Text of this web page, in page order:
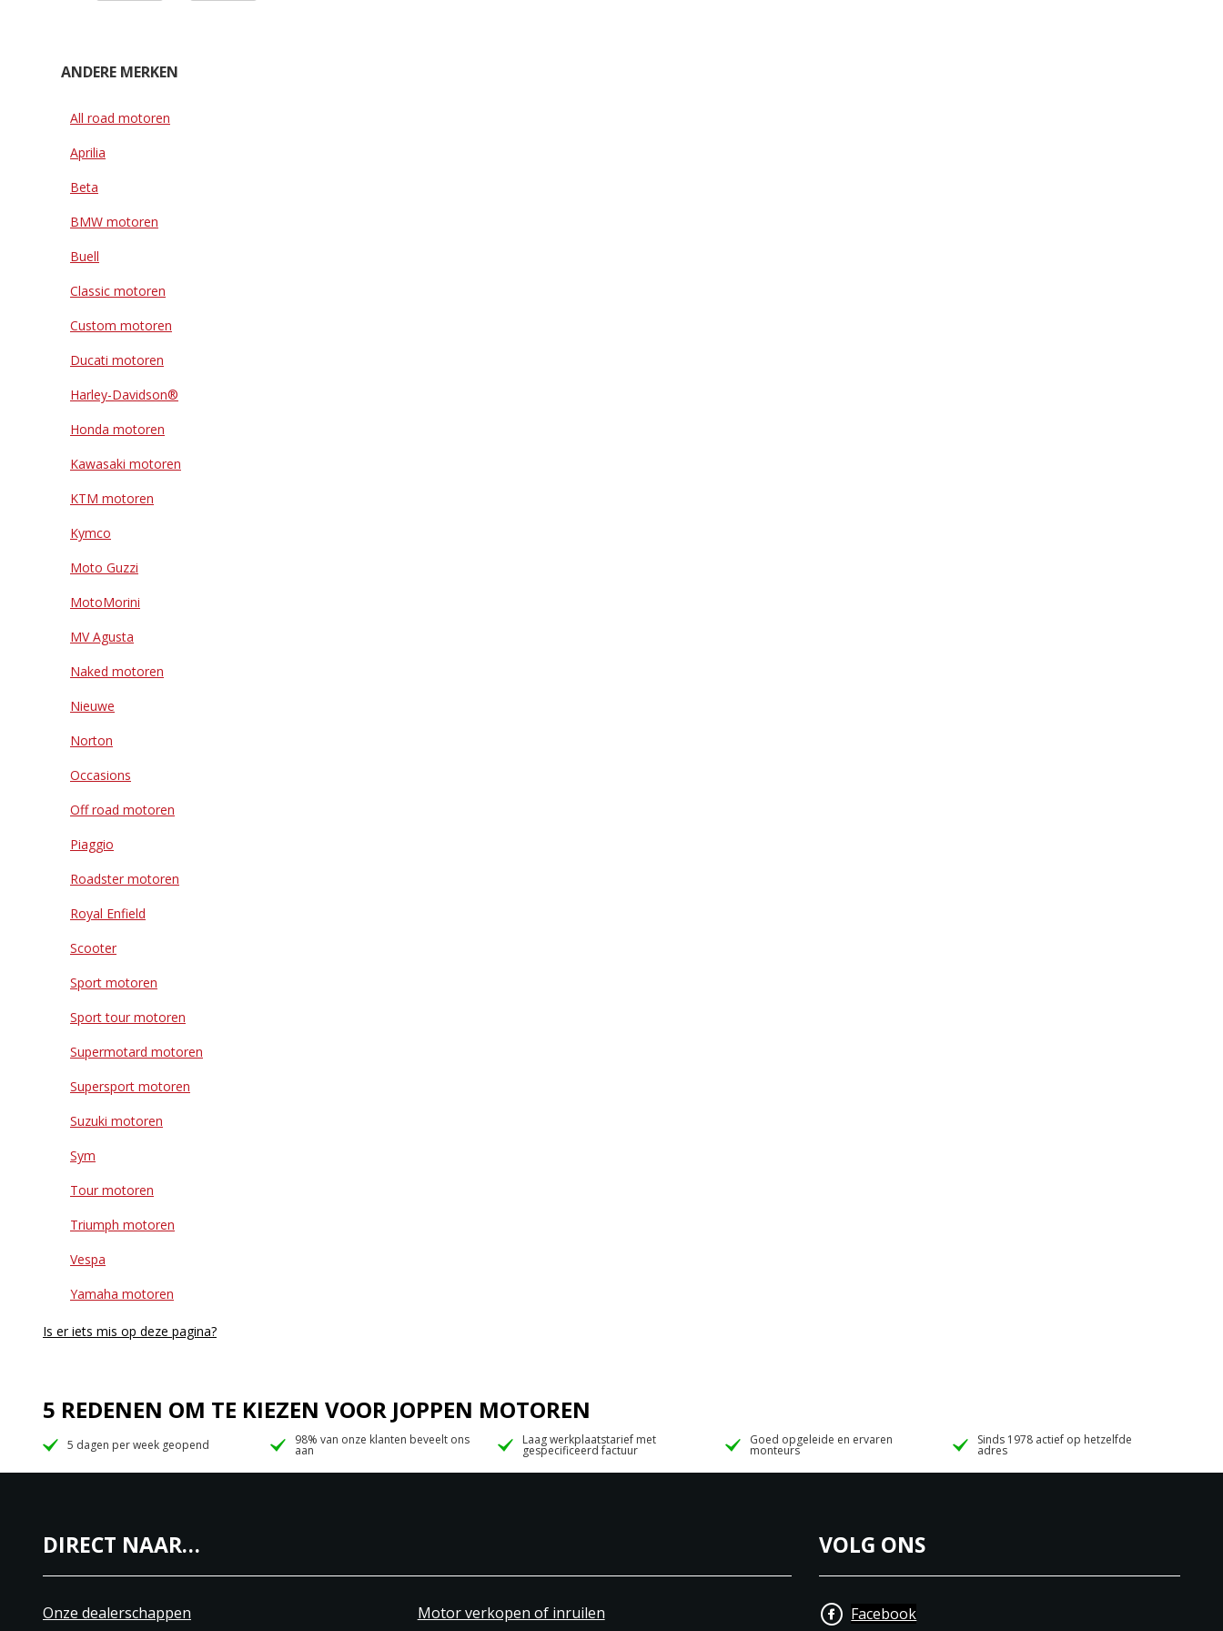
ANDERE MERKEN
All road motoren
Aprilia
Beta
BMW motoren
Buell
Classic motoren
Custom motoren
Ducati motoren
Harley-Davidson®
Honda motoren
Kawasaki motoren
KTM motoren
Kymco
Moto Guzzi
MotoMorini
MV Agusta
Naked motoren
Nieuwe
Norton
Occasions
Off road motoren
Piaggio
Roadster motoren
Royal Enfield
Scooter
Sport motoren
Sport tour motoren
Supermotard motoren
Supersport motoren
Suzuki motoren
Sym
Tour motoren
Triumph motoren
Vespa
Yamaha motoren
Is er iets mis op deze pagina?
5 REDENEN OM TE KIEZEN VOOR JOPPEN MOTOREN
5 dagen per week geopend 98% van onze klanten beveelt ons
aan
Laag werkplaatstarief met
gespecificeerd factuur
Goed opgeleide en ervaren
monteurs
Sinds 1978 actief op hetzelfde
adres
DIRECT NAAR…
Onze dealerschappen Motor verkopen of inruilen
VOLG ONS
Facebook